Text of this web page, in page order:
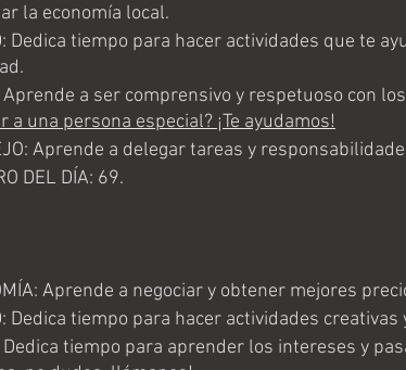
la economía local.
Dedica tiempo para hacer actividades que te
Aprende a ser comprensivo y respetuoso con
a una persona especial? ¡Te ayudamos!
Aprende a delegar tareas y
DEL DÍA: 69.
Aprende a negociar y obtener mejores
Dedica tiempo para hacer actividades
Dedica tiempo para aprender los intereses y